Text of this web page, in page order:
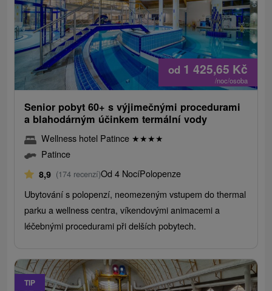
od 1 425,65 Kč
/noc/osoba
Senior pobyt 60+ s výjimečnými procedurami
a blahodárným účinkem termální vody
Wellness hotel Patince ★★★★
Patince
8,9 (174 recenzí)Od 4 NocíPolopenze
Ubytování s polopenzí, neomezeným vstupem do thermal
parku a wellness centra, víkendovými animacemi a
léčebnými procedurami při delších pobytech.
TIP